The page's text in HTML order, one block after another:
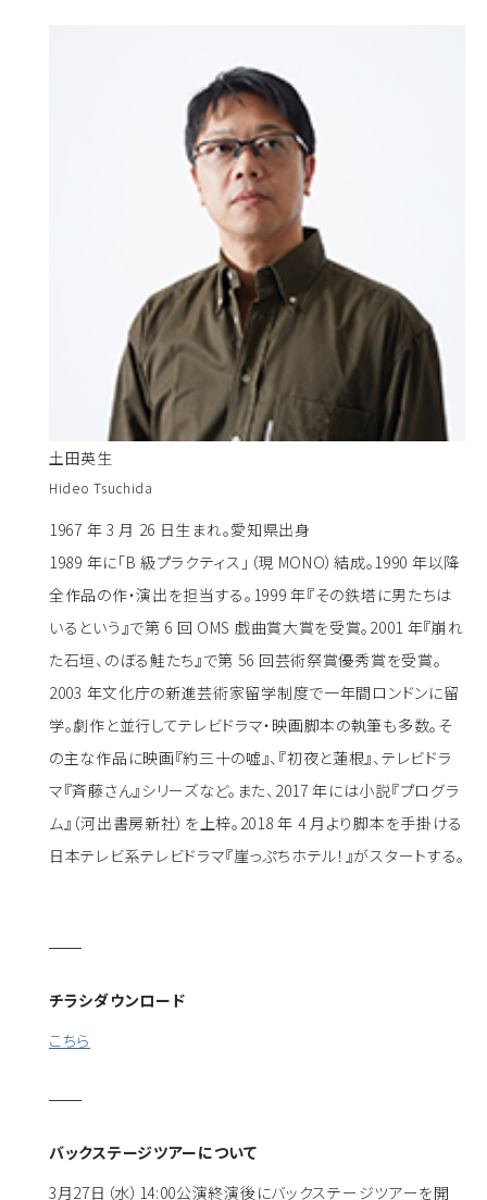
土田英生
Hideo Tsuchida
1967 年 3 月 26 日生まれ。愛知県出身
1989 年に「B 級プラクティス」（現 MONO）結成。1990 年以降
全作品の作・演出を担当する。1999 年『その鉄塔に男たちは
いるという』で第 6 回 OMS 戯曲賞大賞を受賞。2001 年『崩れ
た石垣、のぼる鮭たち』で第 56 回芸術祭賞優秀賞を受賞。
2003 年文化庁の新進芸術家留学制度で一年間ロンドンに留
学。劇作と並行してテレビドラマ・映画脚本の執筆も多数。そ
の主な作品に映画『約三十の嘘』、『初夜と蓮根』、テレビドラ
マ『斉藤さん』シリーズなど。また、2017 年には小説『プログラ
ム』（河出書房新社）を上梓。2018 年 4 月より脚本を手掛ける
日本テレビ系テレビドラマ『崖っぷちホテル！』がスタートする。
チラシダウンロード
こちら
バックステージツアーについて
3月27日（水）14:00公演終演後にバックステージツアーを開